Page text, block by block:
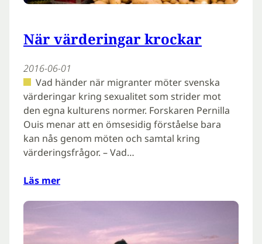
När värderingar krockar
2016-06-01
Vad händer när migranter möter svenska
värderingar kring sexualitet som strider mot
den egna kulturens normer. Forskaren Pernilla
Ouis menar att en ömsesidig förståelse bara
kan nås genom möten och samtal kring
värderingsfrågor. – Vad…
Läs mer